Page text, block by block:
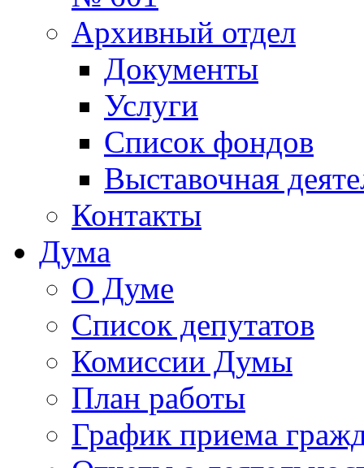
Архивный отдел
Документы
Услуги
Список фондов
Выставочная
Контакты
Дума
О Думе
Список депутатов
Комиссии Думы
План работы
График приема